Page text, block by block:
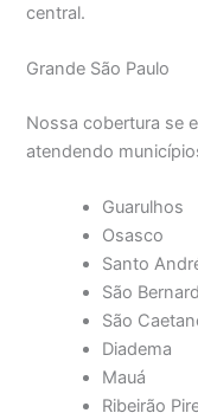
central.
Grande São Paulo
Nossa cobertura se
atendendo
Guarulhos
Osasco
Santo
São
São
Diadema
Mauá
Ribeirão